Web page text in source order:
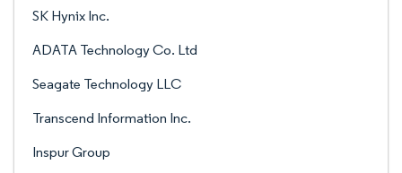
SK Hynix Inc.
ADATA Technology Co. Ltd
Seagate Technology LLC
Transcend Information Inc.
Inspur Group